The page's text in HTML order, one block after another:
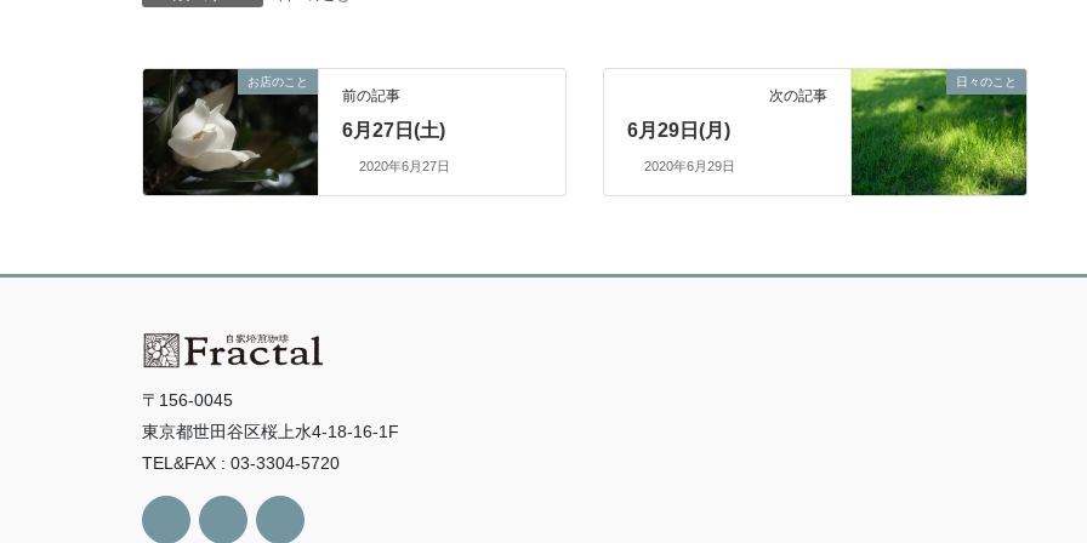
お店のこと
前の記事
6月27日(土)
2020年6月27日
日々のこと
次の記事
6月29日(月)
2020年6月29日
〒156-0045
東京都世田谷区桜上水4-18-16-1F
TEL&FAX : 03-3304-5720